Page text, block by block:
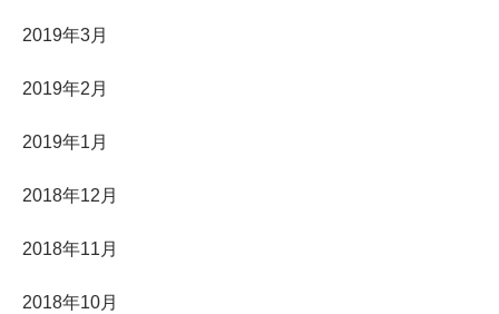
2019年3月
2019年2月
2019年1月
2018年12月
2018年11月
2018年10月